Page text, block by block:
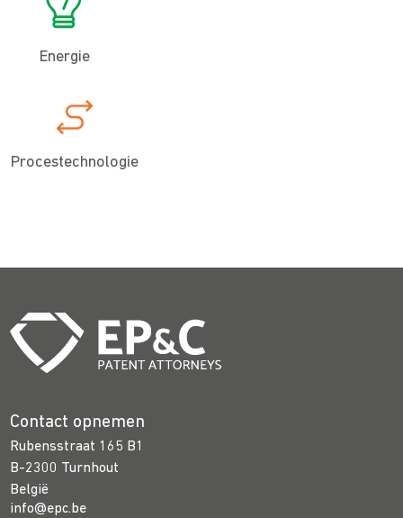
Energie
Procestechnologie
Contact opnemen
Rubensstraat 165 B1
B-2300 Turnhout
België
info@epc.be